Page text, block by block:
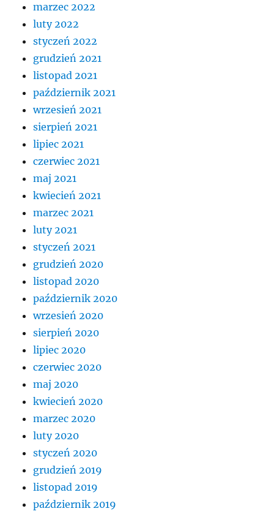
marzec 2022
luty 2022
styczeń 2022
grudzień 2021
listopad 2021
październik 2021
wrzesień 2021
sierpień 2021
lipiec 2021
czerwiec 2021
maj 2021
kwiecień 2021
marzec 2021
luty 2021
styczeń 2021
grudzień 2020
listopad 2020
październik 2020
wrzesień 2020
sierpień 2020
lipiec 2020
czerwiec 2020
maj 2020
kwiecień 2020
marzec 2020
luty 2020
styczeń 2020
grudzień 2019
listopad 2019
październik 2019